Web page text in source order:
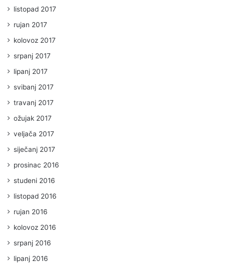
listopad 2017
rujan 2017
kolovoz 2017
srpanj 2017
lipanj 2017
svibanj 2017
travanj 2017
ožujak 2017
veljača 2017
siječanj 2017
prosinac 2016
studeni 2016
listopad 2016
rujan 2016
kolovoz 2016
srpanj 2016
lipanj 2016